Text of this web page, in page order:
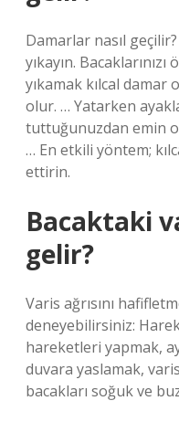
Damarlar nasıl
yıkayın.
yıkamak kılcal damar
olur. … Yatarken
tuttuğunuzdan emin
… En etkili yöntem;
ettirin.
Bacaktaki
gelir?
Varis ağrısını
deneyebilirsiniz:
hareketleri yapmak,
duvara yaslamak,
bacakları soğuk ve